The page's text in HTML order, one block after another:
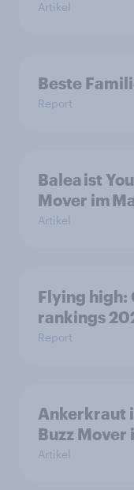
Artikel
Beste
Report
Balea ist
Mover im
Artikel
Flying high:
rankings
Report
Ankerkraut
Buzz
Artikel